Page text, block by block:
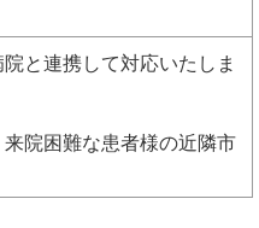
と連携して対応いたしま
院困難な患者様の近隣市